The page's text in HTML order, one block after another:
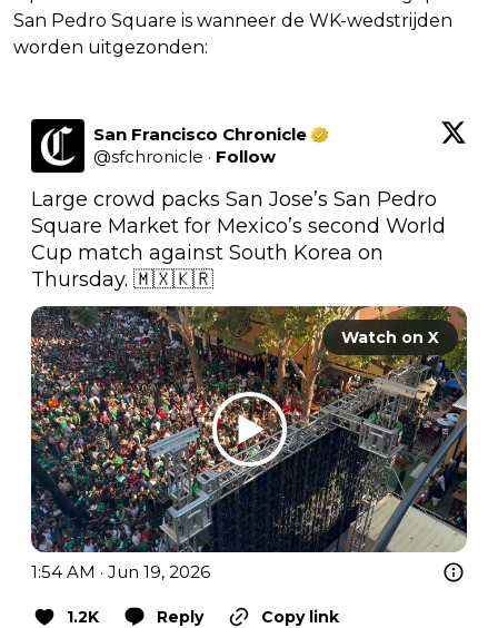
San Pedro Square is wanneer de WK-wedstrijden
worden uitgezonden:
San Francisco Chronicle
@sfchronicle · Follow
Large crowd packs San Jose’s San Pedro
Square Market for Mexico’s second World
Cup match against South Korea on
Thursday. 🇲🇽🇰🇷
Watch on X
1:54 AM · Jun 19, 2026
1.2K Reply
Copy link